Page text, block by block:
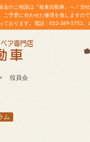
金のご相談は『板倉自動車』へ！当
ご予算に合わせた修理を致しますの
ております。電話：052-389-5752
役員会
ム